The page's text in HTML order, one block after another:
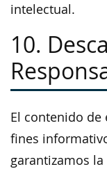
intelectual.
10.
El contenido de
fines
garantizamos